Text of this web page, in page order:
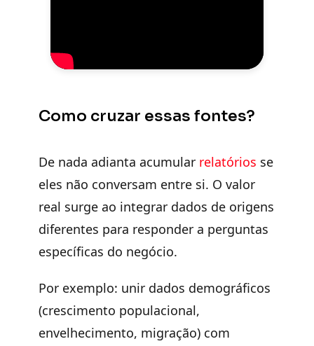
Como cruzar essas fontes?
De nada adianta acumular relatórios se
eles não conversam entre si. O valor
real surge ao integrar dados de origens
diferentes para responder a perguntas
específicas do negócio.
Por exemplo: unir dados demográficos
(crescimento populacional,
envelhecimento, migração) com